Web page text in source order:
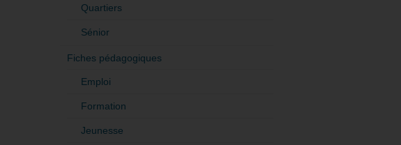
Quartiers
Sénior
Fiches pédagogiques
Emploi
Formation
Jeunesse